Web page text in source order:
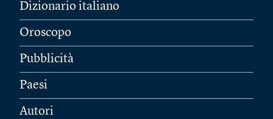
Dizionario italiano
Oroscopo
Pubblicità
Paesi
Autori